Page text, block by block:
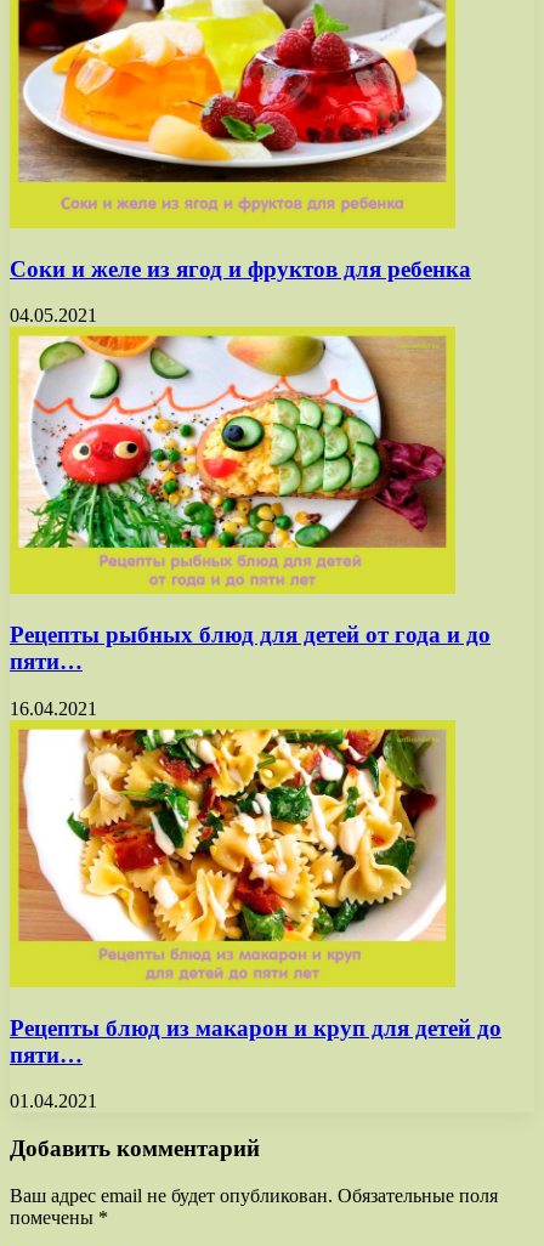
Соки и желе из ягод и фруктов для ребенка
04.05.2021
Рецепты рыбных блюд для детей от года и до
пяти…
16.04.2021
Рецепты блюд из макарон и круп для детей до
пяти…
01.04.2021
Добавить комментарий
Ваш адрес email не будет опубликован. Обязательные поля
помечены *